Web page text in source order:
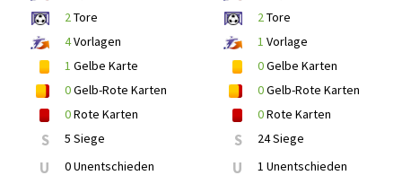
2Tore
4Vorlagen
1 Gelbe Karte
0Gelb-Rote Karten
0Rote Karten
S 5 Siege
U 0 Unentschieden
2Tore
1 Vorlage
0Gelbe Karten
0Gelb-Rote Karten
0Rote Karten
S 24 Siege
U 1 Unentschieden